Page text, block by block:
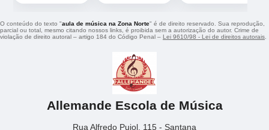
O conteúdo do texto "aula de música na Zona Norte" é de direito reservado. Sua reprodução,
parcial ou total, mesmo citando nossos links, é proibida sem a autorização do autor. Crime de
violação de direito autoral – artigo 184 do Código Penal – Lei 9610/98 - Lei de direitos autorais
Allemande Escola de Música
Rua Alfredo Pujol, 115 - Santana